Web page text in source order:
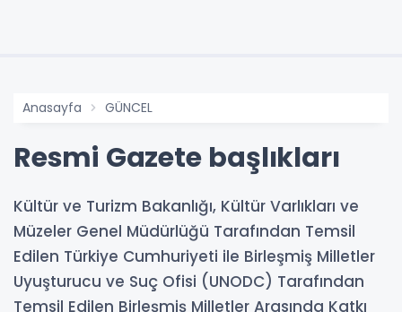
Anasayfa GÜNCEL
Resmi Gazete başlıkları
Kültür ve Turizm Bakanlığı, Kültür Varlıkları ve
Müzeler Genel Müdürlüğü Tarafından Temsil
Edilen Türkiye Cumhuriyeti ile Birleşmiş Milletler
Uyuşturucu ve Suç Ofisi (UNODC) Tarafından
Temsil Edilen Birleşmiş Milletler Arasında Katkı